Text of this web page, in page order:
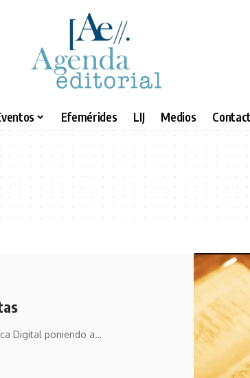
Efemérides LIJ Medios
Digital poniendo a…